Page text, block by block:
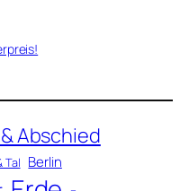
Abschied
Tal Berlin